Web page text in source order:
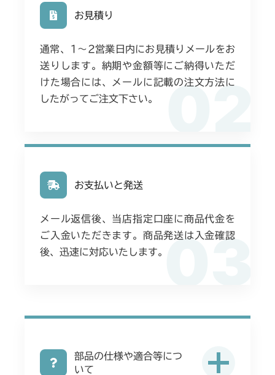
02
お見積り
通常、1〜2営業日内にお見積りメールをお
送りします。納期や金額等にご納得いただ
けた場合には、メールに記載の注文方法に
したがってご注文下さい。
03
お支払いと発送
メール返信後、当店指定口座に商品代金を
ご入金いただきます。商品発送は入金確認
後、迅速に対応いたします。
部品の仕様や適合等につ
いて